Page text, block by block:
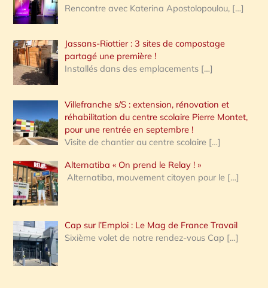
Rencontre avec Katerina Apostolopoulou, […]
Jassans-Riottier : 3 sites de compostage
partagé une première !
Installés dans des emplacements […]
Villefranche s/S : extension, rénovation et
réhabilitation du centre scolaire Pierre Montet,
pour une rentrée en septembre !
Visite de chantier au centre scolaire […]
Alternatiba « On prend le Relay ! »
Alternatiba, mouvement citoyen pour le […]
Cap sur l’Emploi : Le Mag de France Travail
Sixième volet de notre rendez-vous Cap […]